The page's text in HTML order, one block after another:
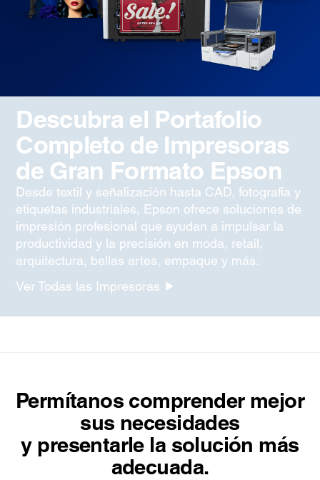
Descubra el Portafolio
Completo de Impresoras
de Gran Formato Epson
Desde textil y señalización hasta CAD, fotografía y
etiquetas industriales, Epson ofrece soluciones de
impresión profesional que ayudan a impulsar la
productividad y la precisión en moda, retail,
arquitectura, bellas artes, empaque y más.
Ver Todas las Impresoras
Permítanos comprender mejor
sus necesidades
y presentarle la solución más
adecuada.